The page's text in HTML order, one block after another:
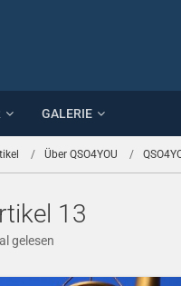
GALERIE
Über QSO4YOU
13
gelesen